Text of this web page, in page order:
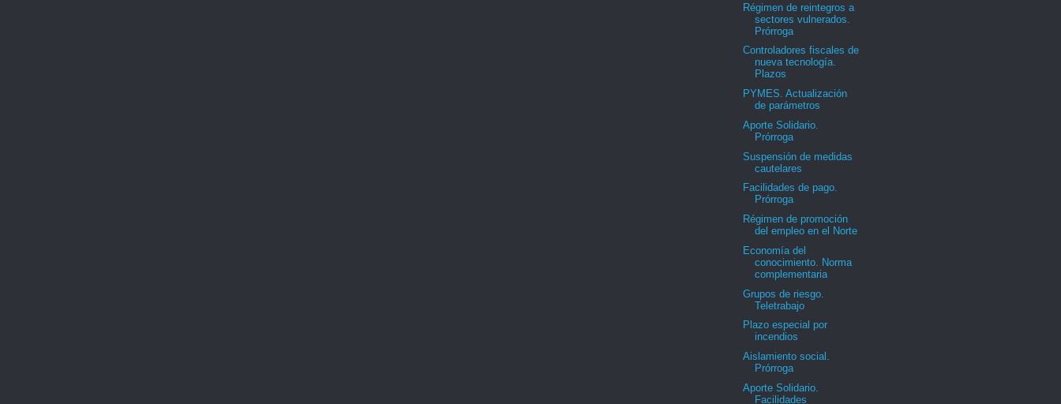
Régimen de reintegros a
sectores vulnerados.
Prórroga
Controladores fiscales de
nueva tecnología.
Plazos
PYMES. Actualización
de parámetros
Aporte Solidario.
Prórroga
Suspensión de medidas
cautelares
Facilidades de pago.
Prórroga
Régimen de promoción
del empleo en el Norte
Economía del
conocimiento. Norma
complementaria
Grupos de riesgo.
Teletrabajo
Plazo especial por
incendios
Aislamiento social.
Prórroga
Aporte Solidario.
Facilidades